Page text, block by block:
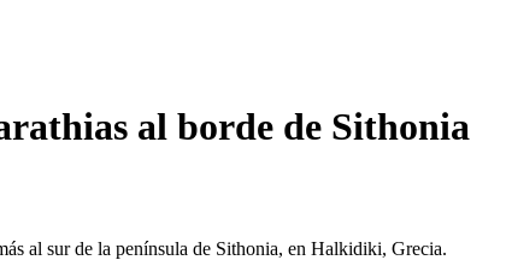
al borde de Sithonia
al sur de la península de Sithonia, en Halkidiki, Grecia.